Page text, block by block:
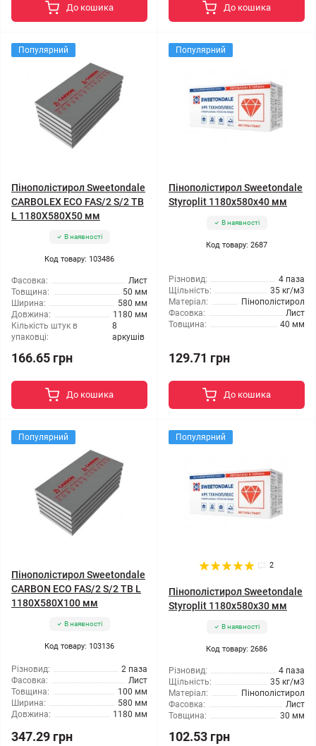
До кошика До кошика
Популярний
Пінополістирол Sweetondale
CARBOLEX ECO FAS/2 S/2 TB
L 1180X580X50 мм
В наявності
Код товару: 103486
Фасовка:
Лист
Товщина:
50 мм
Ширина:
580 мм
Довжина:
1180 мм
Кількість штук в
упаковці:
8
аркушів
166.65 грн
До кошика
Популярний
Пінополістирол Sweetondale
Styroplit 1180x580x40 мм
В наявності
Код товару: 2687
Різновид:
4 паза
Щільність:
35 кг/м3
Матеріал:
Пінополістирол
Фасовка:
Лист
Товщина:
40 мм
129.71 грн
До кошика
Популярний
Пінополістирол Sweetondale
CARBON ECO FAS/2 S/2 TB L
1180X580X100 мм
В наявності
Код товару: 103136
Різновид:
2 паза
Фасовка:
Лист
Товщина:
100 мм
Ширина:
580 мм
Довжина:
1180 мм
347.29 грн
Популярний
2
Пінополістирол Sweetondale
Styroplit 1180x580x30 мм
В наявності
Код товару: 2686
Різновид:
4 паза
Щільність:
35 кг/м3
Матеріал:
Пінополістирол
Фасовка:
Лист
Товщина:
30 мм
102.53 грн